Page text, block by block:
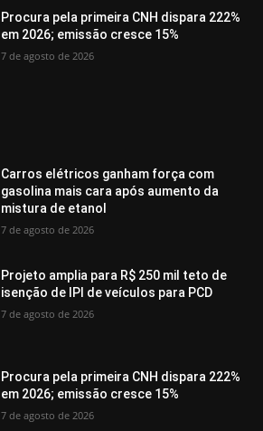
Procura pela primeira CNH dispara 222%
em 2026; emissão cresce 15%
7 de agosto de 2026
Carros elétricos ganham força com
gasolina mais cara após aumento da
mistura de etanol
7 de agosto de 2026
Projeto amplia para R$ 250 mil teto de
isenção de IPI de veículos para PCD
7 de agosto de 2026
Procura pela primeira CNH dispara 222%
em 2026; emissão cresce 15%
7 de agosto de 2026